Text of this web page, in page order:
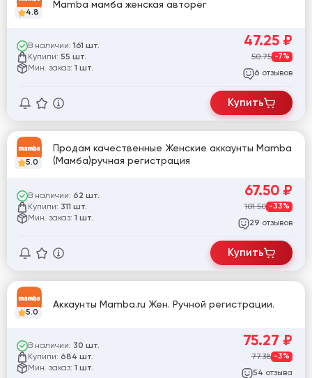
4.8
Mamba мамба женская авторег
В наличии: 161 шт.
Купили: 55 шт.
Мин. заказ: 1 шт.
47.25 ₽
50.75 -7%
6 отзывов
Купить
5.0
Продам качественные Женские аккаунты Mamba
(Мамба)ручная регистрация
В наличии: 62 шт.
Купили: 311 шт.
Мин. заказ: 1 шт.
67.50 ₽
101.50 -33%
29 отзывов
Купить
5.0
Аккаунты Mamba.ru Жен. Ручной регистрации.
В наличии: 30 шт.
Купили: 684 шт.
Мин. заказ: 1 шт.
75.27 ₽
77.38 -3%
54 отзыва